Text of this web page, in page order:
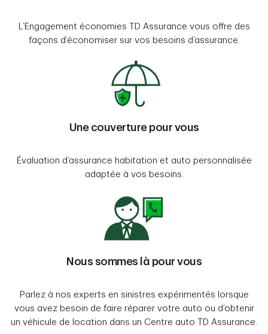
L’Engagement économies TD Assurance vous offre des
façons d’économiser sur vos besoins d’assurance.
Une couverture pour vous
Évaluation d’assurance habitation et auto personnalisée
adaptée à vos besoins.
Nous sommes là pour vous
Parlez à nos experts en sinistres expérimentés lorsque
vous avez besoin de faire réparer votre auto ou d’obtenir
un véhicule de location dans un Centre auto TD Assurance.